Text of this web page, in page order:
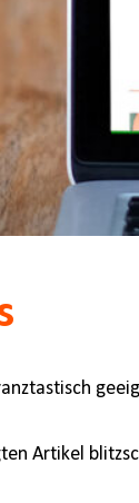
Artikel